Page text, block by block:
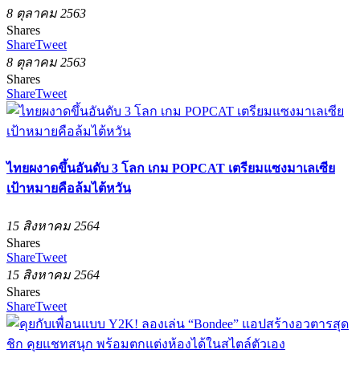
8 ตุลาคม 2563
Shares
ShareTweet
8 ตุลาคม 2563
Shares
ShareTweet
ไทยผงาดขึ้นอันดับ 3 โลก เกม POPCAT เตรียมแซงมาเลเซีย
เป้าหมายคือล้มไต้หวัน
15 สิงหาคม 2564
Shares
ShareTweet
15 สิงหาคม 2564
Shares
ShareTweet